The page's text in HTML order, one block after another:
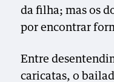
da filha; mas os
por encontrar
Entre
caricatas, o